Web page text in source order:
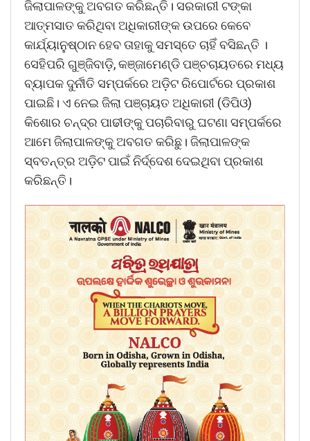
ଜିଲାପାଳଙ୍କୁ ଅବଗତ କରିଛନ୍ତି। ସରକାରୀ ଟଙ୍କା
ଆତ୍ମସାତ କରିଥିବା ଅଧିକାରୀଙ୍କ ଉପରେ କେବେ
କାର୍ଯ୍ୟାନୁଷ୍ଠାନ ହେବ ତାହାକୁ ସମସ୍ତେ ଚାହିଁ ବସିଛନ୍ତି ।
ସେହିପରି ଗୁଞ୍ଜିବାଡ଼ି, କଞ୍ଜାମେଣ୍ଡି ପଞ୍ଚଚାୟତରେ ମଧ୍ୟ
ବ୍ୟାପକ ଦୁର୍ନୀତି ସମ୍ପର୍କରେ ଅଡ଼ିଟ ରିପୋର୍ଟରେ ପ୍ରକାଶ
ପାଇଛି। ଏ ନେଇ ଜିଲା ପଞ୍ଚାୟତ ଅଧିକାରୀ (ଡିପିଓ)
କିଶୋର ଚନ୍ଦ୍ର ପାଢୀଙ୍କୁ ପଚାରିବାରୁ ଘଟଣା ସମ୍ପର୍କରେ
ଆମେ ଜିଲାପାଳଙ୍କୁ ଅବଗତ କରିଛୁ। ଜିଲାପାଳଙ୍କ
ସ୍ବତନ୍ତ୍ର ଅଡ଼ିଟ ପାଇଁ ନିର୍ଦ୍ଦେଶ ଦେଇଥିବା ପ୍ରକାଶ
କରିଛନ୍ତି।